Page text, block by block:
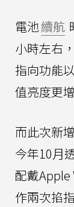
電池續航
小時左右
指向功能
值亮度更
而此次新
今年10月
配戴
作兩次掐